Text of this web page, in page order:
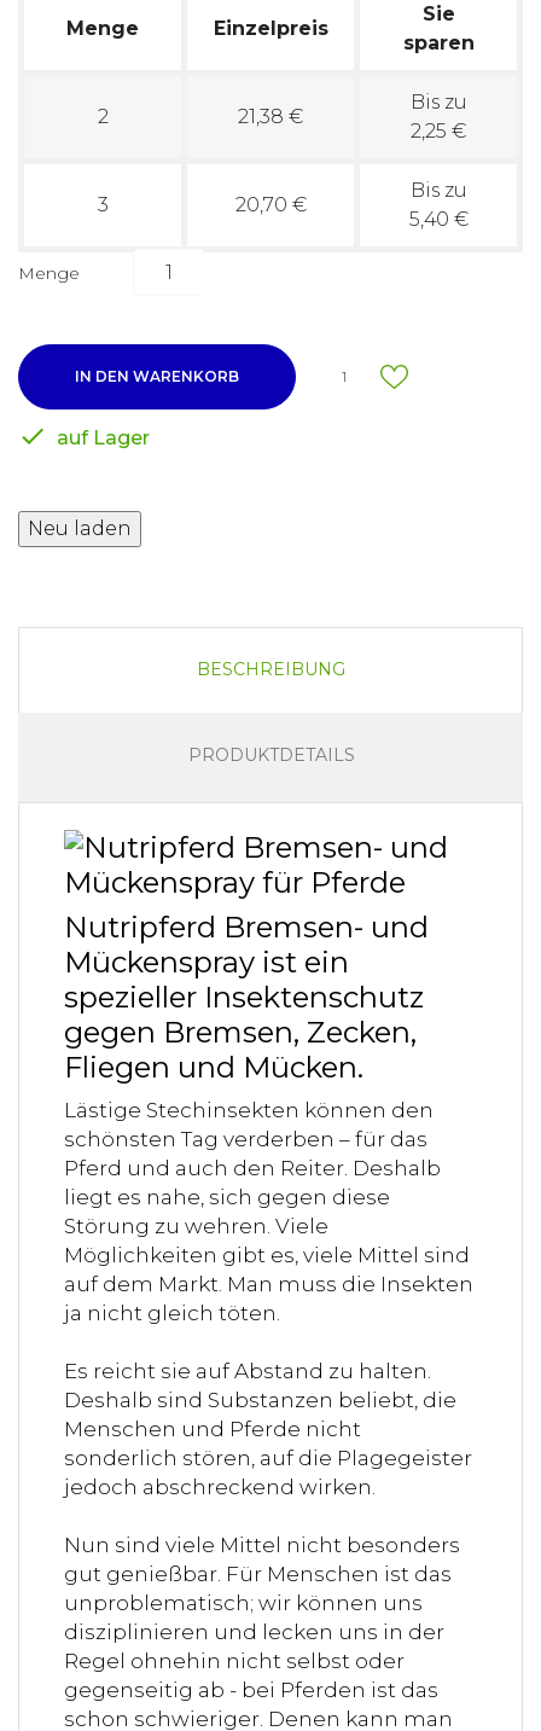
Menge Einzelpreis
Sie
sparen
2 21,38 €
Bis zu
2,25 €
3 20,70 €
Bis zu
5,40 €
Menge
IN DEN WARENKORB 1
 auf Lager
BESCHREIBUNG
PRODUKTDETAILS
Nutripferd Bremsen- und
Mückenspray ist ein
spezieller Insektenschutz
gegen Bremsen, Zecken,
Fliegen und Mücken.
Lästige Stechinsekten können den
schönsten Tag verderben – für das
Pferd und auch den Reiter. Deshalb
liegt es nahe, sich gegen diese
Störung zu wehren. Viele
Möglichkeiten gibt es, viele Mittel sind
auf dem Markt. Man muss die Insekten
ja nicht gleich töten.
Es reicht sie auf Abstand zu halten.
Deshalb sind Substanzen beliebt, die
Menschen und Pferde nicht
sonderlich stören, auf die Plagegeister
jedoch abschreckend wirken.
Nun sind viele Mittel nicht besonders
gut genießbar. Für Menschen ist das
unproblematisch; wir können uns
disziplinieren und lecken uns in der
Regel ohnehin nicht selbst oder
gegenseitig ab - bei Pferden ist das
schon schwieriger. Denen kann man